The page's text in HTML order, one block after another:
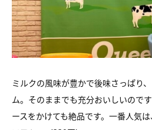
ミルクの風味が豊かで後味さっぱり
ム。そのままでも充分おいしいので
ースをかけても絶品です。一番人気